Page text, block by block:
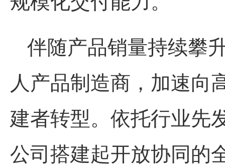
伴随产品销量持续攀
人产品制造商，加速向
建者转型。依托行业先
公司搭建起开放协同的